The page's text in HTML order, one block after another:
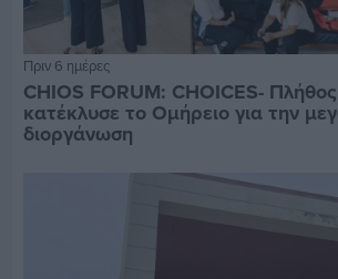
Πριν 6 ημέρες
CHIOS FORUM: CHOICES-
κατέκλυσε το Ομήρειο για την
διοργάνωση